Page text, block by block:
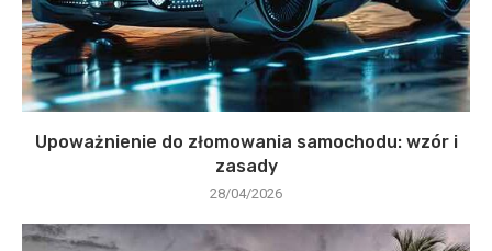
Upoważnienie do złomowania samochodu: wzór i
zasady
28/04/2026